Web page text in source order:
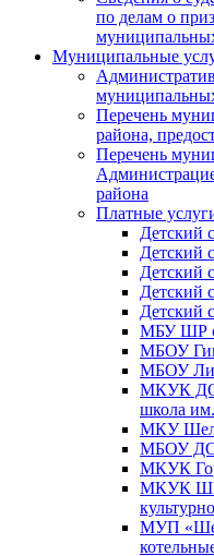
по делам о
Муниципальные
Перечень
района,
Перечень
района
Платные
Детский
Детский
Детский
Детский
Детский
МБУ ШР
МБОУ
МБОУ
МКУК ДО
школа
МКУ
МБОУ ДО
МКУК
МКУК ШР
МУП